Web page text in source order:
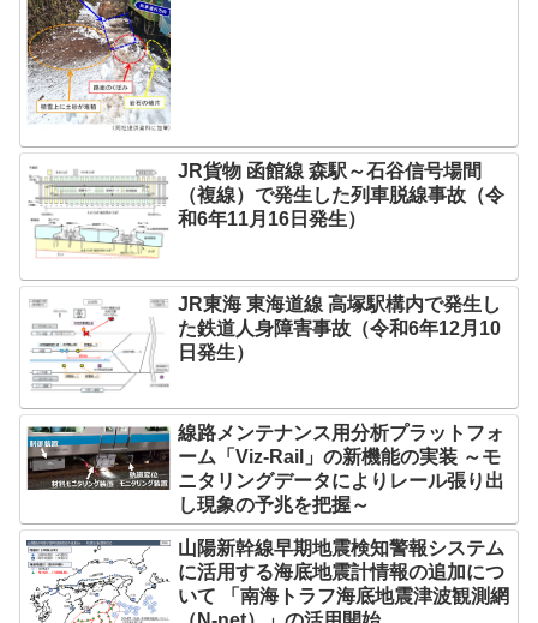
JR貨物 函館線 森駅～石谷信号場間
（複線）で発生した列車脱線事故（令
和6年11月16日発生）
JR東海 東海道線 高塚駅構内で発生し
た鉄道人身障害事故（令和6年12月10
日発生）
線路メンテナンス用分析プラットフォ
ーム「Viz-Rail」の新機能の実装 ～モ
ニタリングデータによりレール張り出
し現象の予兆を把握～
山陽新幹線早期地震検知警報システム
に活用する海底地震計情報の追加につ
いて 「南海トラフ海底地震津波観測網